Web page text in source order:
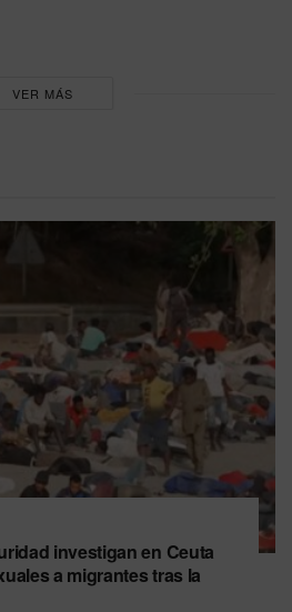
VER MÁS
investigan en Ceuta
a migrantes tras la